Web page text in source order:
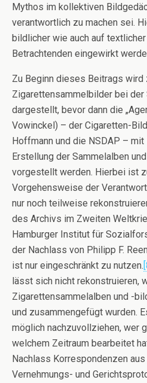
Mythos im kollektiven
verantwortlich zu machen sei.
bildlicher wie auch auf
Betrachtenden eingewirkt
Zu Beginn dieses Beitrags
Zigarettensammelbilder bei der
dargestellt, bevor dann die
Vowinckel) – der Cigaretten-
Hoffmann und die NSDAP –
Erstellung der Sammelalben
vorgestellt werden. Hierbei ist
Vorgehensweise der
nur noch teilweise
des Archivs im Zweiten
Hamburger Institut für
der Nachlass von Philipp F.
ist nur eingeschränkt zu nutzen.
lässt sich nicht rekonstruieren,
Zigarettensammelalben und -
und zusammengefügt wurden.
möglich nachzuvollziehen, wer
welchem Zeitraum bearbeitet
Nachlass Korrespondenzen
Vernehmungs- und